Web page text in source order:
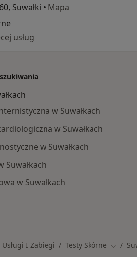
Suwałki • Mapa
usług
w Suwałkach
w Suwałkach
w Suwałkach
Suwałkach
w Suwałkach
Usługi I Zabiegi Testy Skórne Zmień